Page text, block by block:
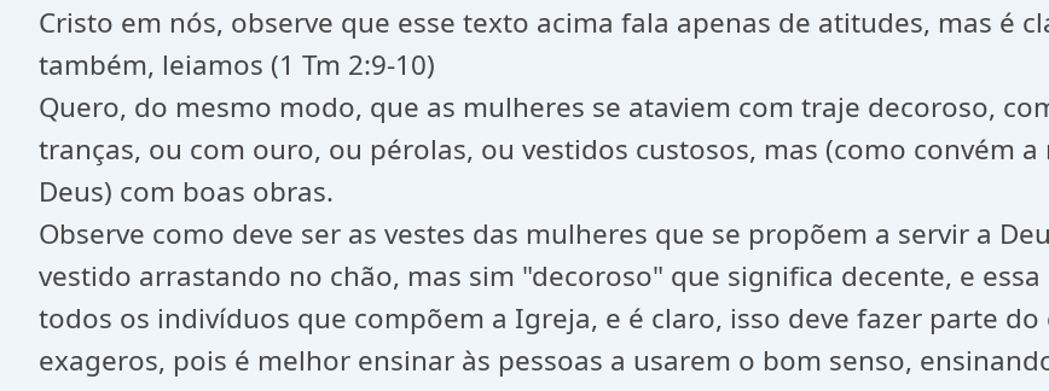
Cristo em nós, observe que esse texto acima fala apenas de atitudes, mas é
também, leiamos (1 Tm 2:9-10)
Quero, do mesmo modo, que as mulheres se ataviem com traje decoroso,
tranças, ou com ouro, ou pérolas, ou vestidos custosos, mas (como convém
Deus) com boas obras.
Observe como deve ser as vestes das mulheres que se propõem a servir a
vestido arrastando no chão, mas sim "decoroso" que significa decente, e
todos os indivíduos que compõem a Igreja, e é claro, isso deve fazer parte
exageros, pois é melhor ensinar às pessoas a usarem o bom senso,